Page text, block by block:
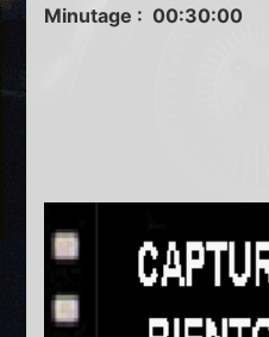
Minutage : 00:30:00